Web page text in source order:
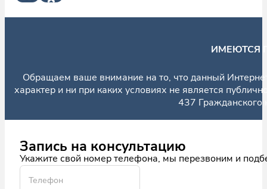
ИМЕЮТСЯ
Обращаем ваше внимание на то, что данный
характер и ни при каких условиях не является
437 Гражданского
Запись на консультацию
Укажите свой номер телефона, мы перезвоним и